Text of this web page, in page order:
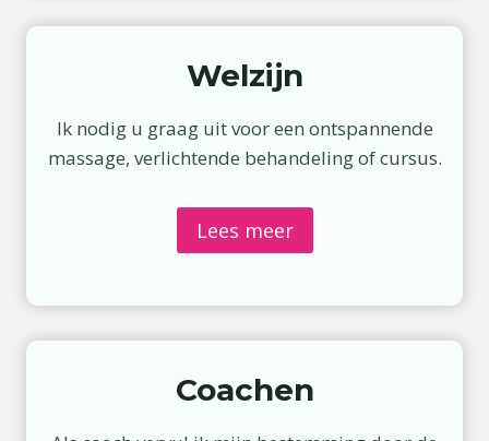
Welzijn
Ik nodig u graag uit voor een ontspannende
massage, verlichtende behandeling of cursus.
Lees meer
Coachen